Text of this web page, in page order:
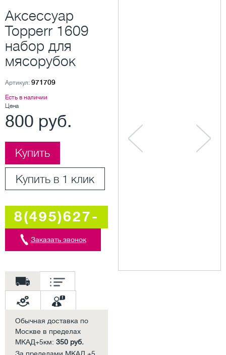
Аксессуар
Topperr 1609
набор для
мясорубок
Артикул: 971709
Есть в наличии
Цена
800 руб.
Купить
Купить в 1 клик
8(495)627-
5707
Заказать звонок
Обычная доставка по
Москве в пределах
МКАД+5км: 350 руб.